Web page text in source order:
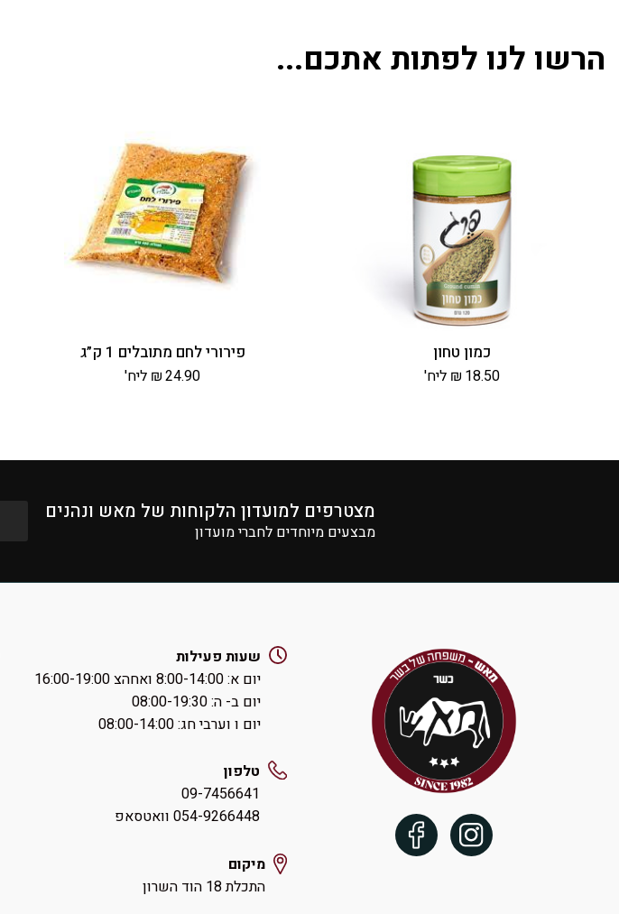
הרשו לנו לפתות אתכם...
כמון טחון
₪ 18.50 ליח'
פירורי לחם מתובלים 1 ק”ג
₪24.90 ליח'
מצטרפים למועדון הלקוחות של מאש ונהנים
מבצעים מיוחדים לחברי מועדון
שעות פעילות
יום א: ‏8:00-14:00 ואחהצ 16:00-19:00
יום ב- ה: ‏08:00-19:30
יום ו וערבי חג: ‏08:00-14:00
טלפון
09-7456641
054-9266448 וואטסאפ
מיקום
התכלת 18 הוד השרון